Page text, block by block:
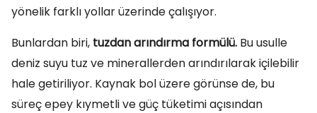
yönelik farklı yollar üzerinde çalışıyor.
Bunlardan biri, tuzdan arındırma formülü. Bu usulle
deniz suyu tuz ve minerallerden arındırılarak içilebilir
hale getiriliyor. Kaynak bol üzere görünse de, bu
süreç epey kıymetli ve güç tüketimi açısından